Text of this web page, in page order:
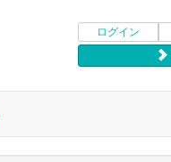
ログイン